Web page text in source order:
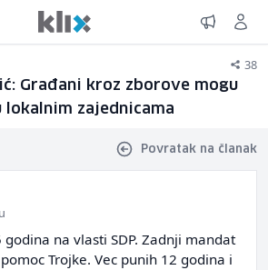
38
Građani kroz zborove mogu
zajednicama
Povratak na članak
godina na vlasti SDP. Zadnji mandat
Trojke. Vec punih 12 godina i